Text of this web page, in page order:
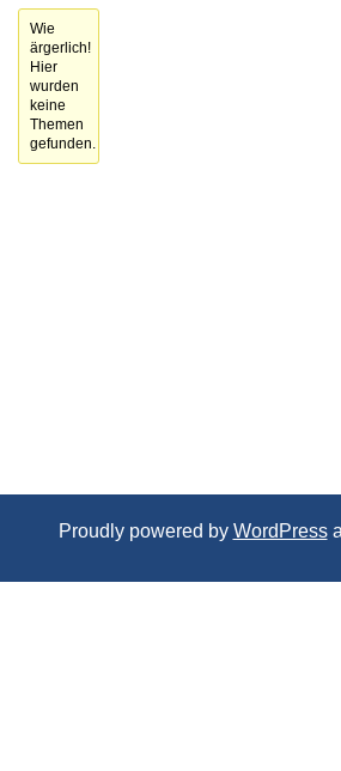
Wie
ärgerlich!
Hier
wurden
keine
Themen
gefunden.
Proudly powered by WordPress